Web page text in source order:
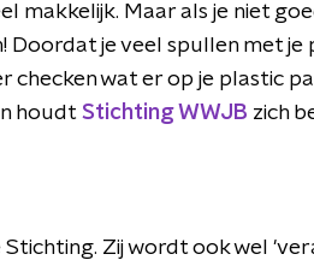
makkelijk. Maar als je niet
Doordat je veel spullen met je
checken wat er op je plastic
houdt Stichting WWJB zich
Zij wordt ook wel